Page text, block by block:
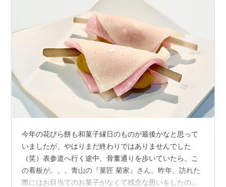
今年の花びら餅も和菓子縁日のものが最後かなと思って
いましたが、やはりまだ終わりではありませんでした
（笑）表参道へ行く途中、骨董通りを歩いていたら、こ
の看板が。。。青山の『菓匠 菊家』さん。昨年、訪れた
際にはお目当てのお菓子がなくて残念な思いをしたのを